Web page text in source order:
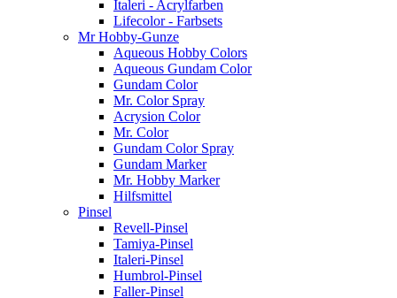
Italeri - Acrylfarben
Lifecolor - Farbsets
Mr Hobby-Gunze
Aqueous Hobby Colors
Aqueous Gundam Color
Gundam Color
Mr. Color Spray
Acrysion Color
Mr. Color
Gundam Color Spray
Gundam Marker
Mr. Hobby Marker
Hilfsmittel
Pinsel
Revell-Pinsel
Tamiya-Pinsel
Italeri-Pinsel
Humbrol-Pinsel
Faller-Pinsel